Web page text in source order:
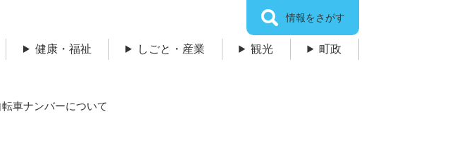
本文へ
情報をさがす
健康・福祉 しごと・産業 観光 町政
車ナンバーについて